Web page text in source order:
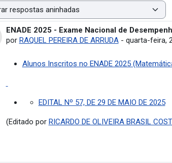
visualização
ENADE 2025 - Exame Nacional de
por RAQUEL PEREIRA DE ARRUDA- quarta-feira,
Número de respostas: 0
Alunos Inscritos no ENADE 2025
EDITAL Nº 57, DE 29 DE MAIO DE 2025
(Editado por RICARDO DE OLIVEIRA BRASIL